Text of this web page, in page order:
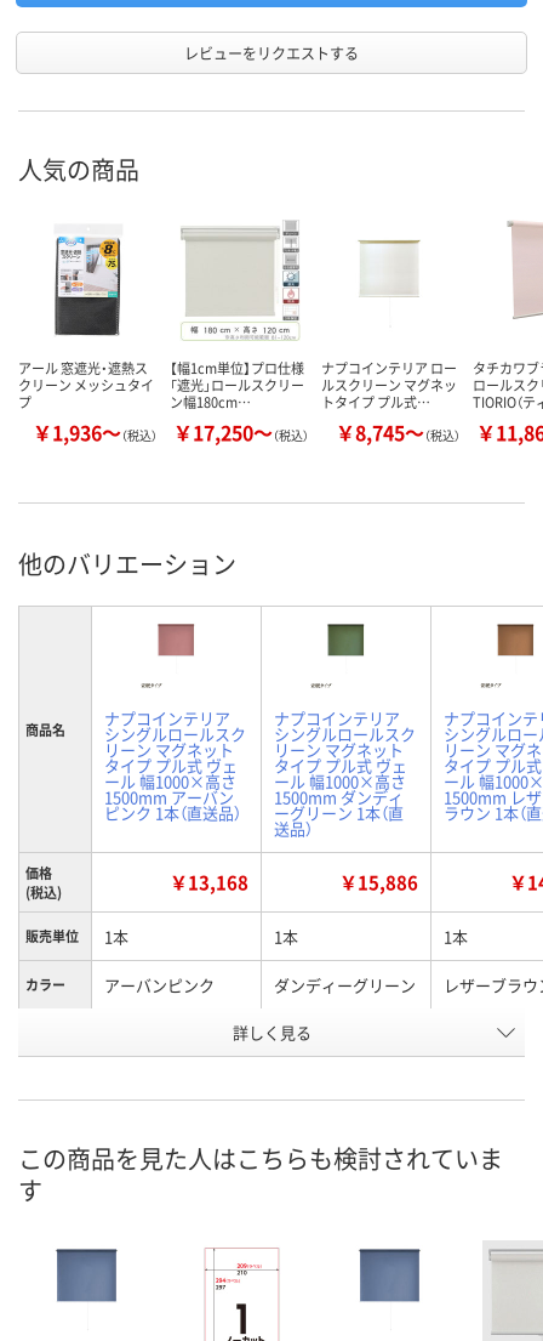
レビューをリクエストする
人気の商品
アール 窓遮光・遮熱ス
クリーン メッシュタイ
プ
￥1,936～（税込）
【幅1cm単位】プロ仕様
「遮光」ロールスクリー
ン幅180cm…
￥17,250～（税込）
ナプコインテリア ロー
ルスクリーン マグネッ
トタイプ プル式…
￥8,745～（税込）
タチカワ
ロールス
TIORIO（
￥
他のバリエーション
商品名 ナプコインテリア
シングルロールスク
リーン マグネット
タイプ プル式 ヴェ
ール 幅1000×高さ
1500mm アーバン
ピンク 1本（直送品）
ナプコインテリア
シングルロールスク
リーン マグネット
タイプ プル式 ヴェ
ール 幅1000×高さ
1500mm ダンディ
ーグリーン 1本（直
送品）
ナプコインテ
シングルロ
リーン マグ
タイプ プル
ール 幅
1500mm レ
ラウン 1本（
価格
(税込)
￥13,168 ￥15,886 ￥
販売単位 1本 1本 1本
カラー アーバンピンク ダンディーグリーン レザーブラウ
E083748 E083356
8月25日（火）まで
カゴへ カゴへ カ
詳しく見る
この商品を見た人はこちらも検討されていま
す